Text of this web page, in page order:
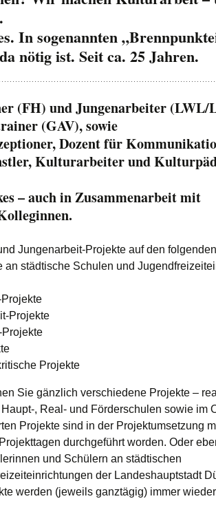
In sogenannten
nötig ist. Seit ca. 25 Jahren.
(FH) und Jungenarbeiter (LWL/
(GAV), sowie
Dozent für
Kulturarbeiter und
– auch in Zusammenarbeit mit
Jungenarbeit-Projekte auf den
an städtische Schulen und
Projekte
Projekte
Projekte
Sie gänzlich verschiedene Projekte –
, Real- und Förderschulen sowie im
Projekte sind in der Projektumsetzung
durchgeführt worden. Oder
und Schülern an städtischen
der Landeshauptstadt
werden (jeweils ganztägig) immer